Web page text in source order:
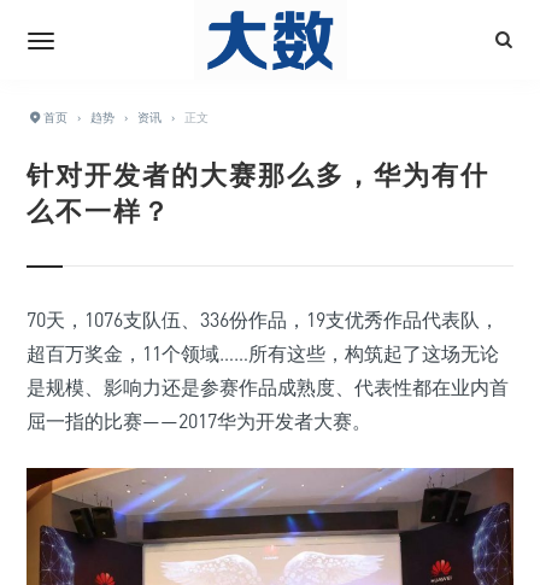
首页 › 趋势 › 资讯 › 正文
针对开发者的大赛那么多，华为有什
么不一样？
70天，1076支队伍、336份作品，19支优秀作品代表队，
超百万奖金，11个领域……所有这些，构筑起了这场无论
是规模、影响力还是参赛作品成熟度、代表性都在业内首
屈一指的比赛——2017华为开发者大赛。